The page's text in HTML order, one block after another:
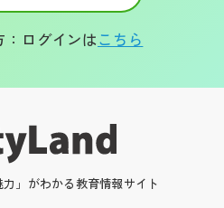
：ログインはこちら
力」がわかる教育情報サイト